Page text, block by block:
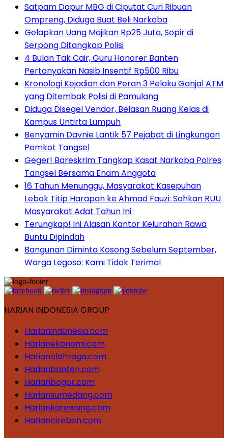
Satpam Dapur MBG di Ciputat Curi Ribuan
Ompreng, Diduga Buat Beli Narkoba
Gelapkan Uang Majikan Rp25 Juta, Sopir di
Serpong Ditangkap Polisi
4 Bulan Tak Cair, Guru Honorer Banten
Pertanyakan Nasib Insentif Rp500 Ribu
Kronologi Kejadian dan Peran 3 Pelaku Ganjal ATM
yang Ditembak Polisi di Pamulang
Diduga Disegel Vendor, Belasan Ruang Kelas di
Kampus Untirta Lumpuh
Benyamin Davnie Lantik 57 Pejabat di Lingkungan
Pemkot Tangsel
Geger! Bareskrim Tangkap Kasat Narkoba Polres
Tangsel Bersama Enam Anggota
16 Tahun Menunggu, Masyarakat Kasepuhan
Lebak Titip Harapan ke Ahmad Fauzi: Sahkan RUU
Masyarakat Adat Tahun Ini
Terungkap! Ini Alasan Kantor Kelurahan Rawa
Buntu Dipindah
Bangunan Diminta Kosong Sebelum September,
Warga Legoso: Kami Tidak Terima!
HARIAN INDONESIA GROUP
Harianindonesia.com
Harianekonomi.com
Harianolahraga.com
Harianbanten.com
Harianbogor.com
Hariansumedang.com
Hariankarawang.com
Hariancirebon.com